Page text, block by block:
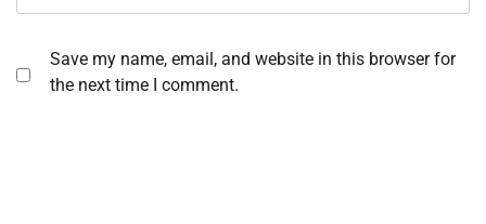
Save my name, email, and website in this browser for
the next time I comment.